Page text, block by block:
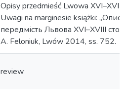
Opisy przedmieść Lwowa XVI–XVIII
Uwagi na marginesie książki: „Описи
передмість Львова XVI–XVIII
A. Feloniuk, Lwów 2014, ss. 752.
review